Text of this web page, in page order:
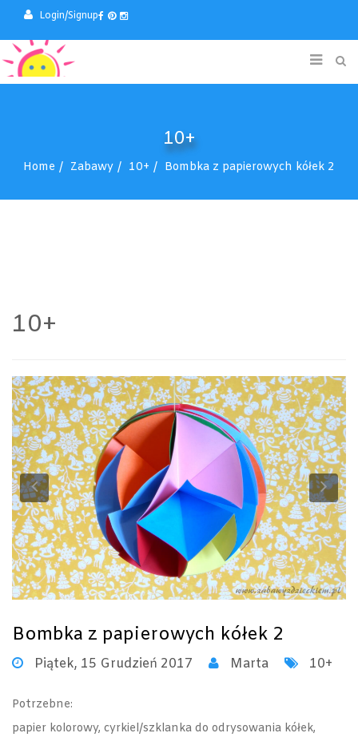
Login/Signup
10+
Home Zabawy 10+ Bombka z papierowych kółek 2
10+
Previous
Bombka z papierowych kółek 2
Piątek, 15 Grudzień 2017 Marta 10+
Potrzebne:
papier kolorowy, cyrkiel/szklanka do odrysowania kółek,